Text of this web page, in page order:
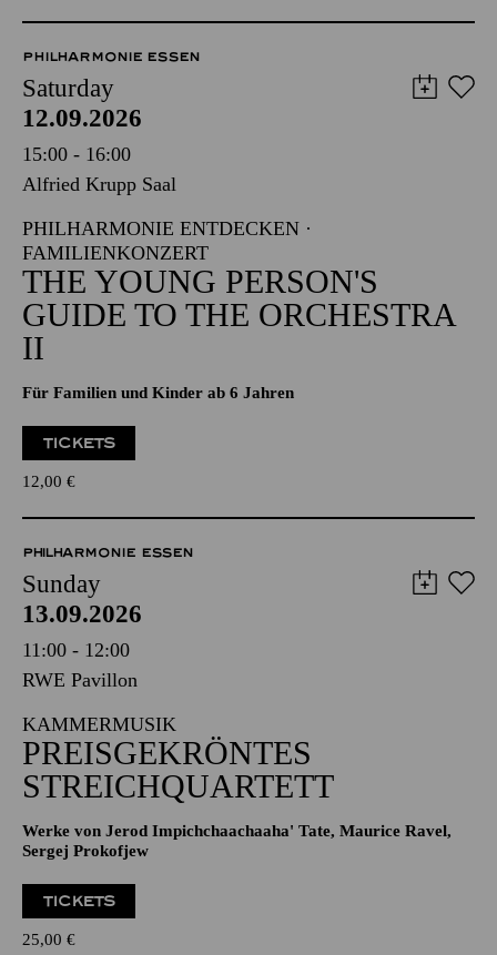
PHILHARMONIE ESSEN
Saturday
12.09.2026
15:00 - 16:00
Alfried Krupp Saal
PHILHARMONIE ENTDECKEN ·
FAMILIENKONZERT
THE YOUNG PERSON'S
GUIDE TO THE ORCHESTRA
II
Für Familien und Kinder ab 6 Jahren
TICKETS
12,00 €
PHILHARMONIE ESSEN
Sunday
13.09.2026
11:00 - 12:00
RWE Pavillon
KAMMERMUSIK
PREISGEKRÖNTES
STREICHQUARTETT
Werke von Jerod Impichchaachaaha' Tate, Maurice Ravel,
Sergej Prokofjew
TICKETS
25,00 €